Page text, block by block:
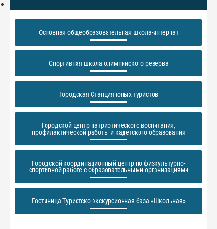
Основная общеобразовательная школа-интернат
Спортивная школа олимпийского резерва
Городская Станция юных туристов
Городской центр патриотического воспитания,
профилактической работы и кадетского образования
Городской координационный центр по физкультурно-
спортивной работе с образовательными организациями
Гостиница Туристско-экскурсионная база «Школьная»